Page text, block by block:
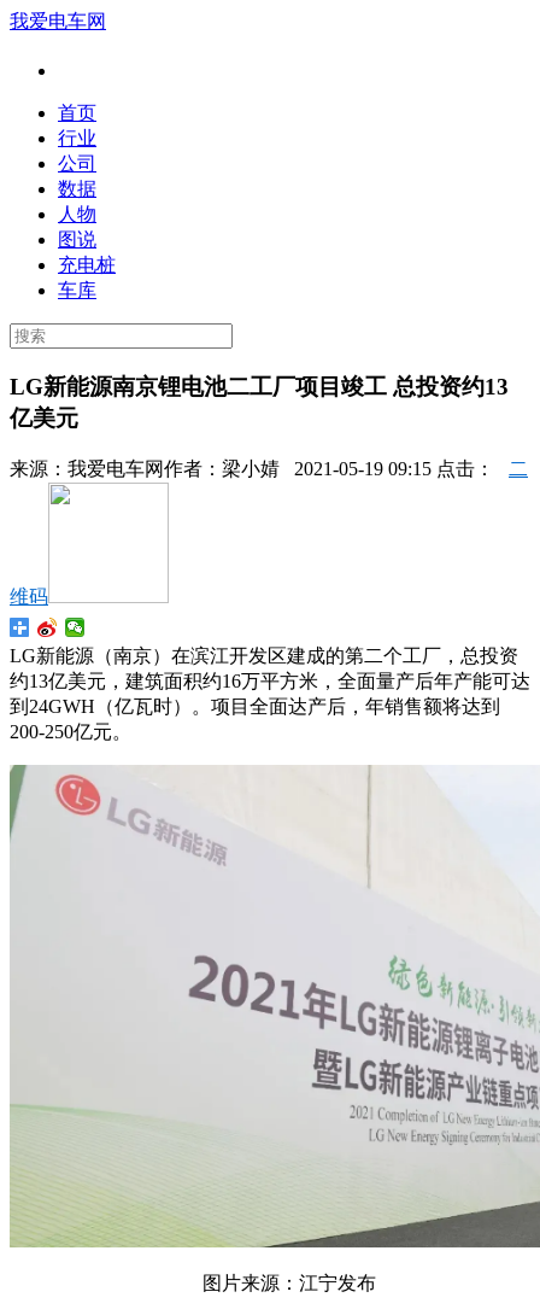
我爱电车网
首页
行业
公司
数据
人物
图说
充电桩
车库
LG新能源南京锂电池二工厂项目竣工 总投资约13
亿美元
来源： 我爱电车网作者： 梁小婧 2021-05-19 09:15 点击： 二
维码
LG新能源（南京）在滨江开发区建成的第二个工厂，总投资
约13亿美元，建筑面积约16万平方米，全面量产后年产能可达
到24GWH（亿瓦时）。项目全面达产后，年销售额将达到
200-250亿元。
图片来源：江宁发布